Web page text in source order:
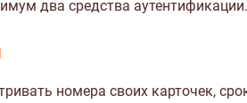
два средства
номера своих карточек,